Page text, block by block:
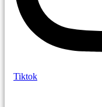
Tiktok